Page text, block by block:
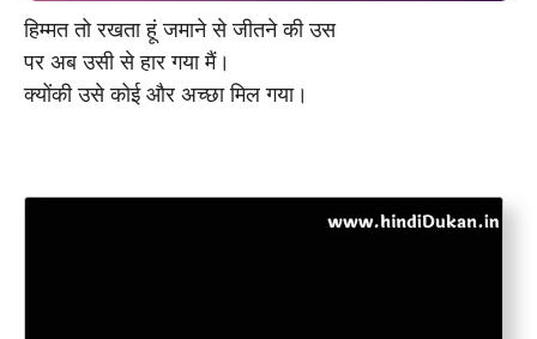
हिम्मत तो रखता हूं जमाने से जीतने की उस
पर अब उसी से हार गया मैं।
क्योंकी उसे कोई और अच्छा मिल गया।